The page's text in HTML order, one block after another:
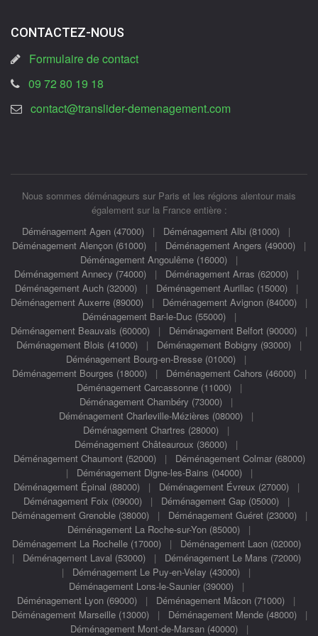
CONTACTEZ-NOUS
Formulaire de contact
09 72 80 19 18
contact@translider-demenagement.com
Nous sommes déménageurs sur Paris et les régions alentour mais
également sur la France entière :
Déménagement Agen (47000) | Déménagement Albi (81000) |
Déménagement Alençon (61000) | Déménagement Angers (49000) |
Déménagement Angoulême (16000) |
Déménagement Annecy (74000)| Déménagement Arras (62000)|
Déménagement Auch (32000)| Déménagement Aurillac (15000)|
Déménagement Auxerre (89000) | Déménagement Avignon (84000) |
Déménagement Bar-le-Duc (55000)|
Déménagement Beauvais (60000) | Déménagement Belfort (90000) |
Déménagement Blois (41000) | Déménagement Bobigny (93000) |
Déménagement Bourg-en-Bresse (01000) |
Déménagement Bourges (18000)| Déménagement Cahors (46000)|
Déménagement Carcassonne (11000)|
Déménagement Chambéry (73000) |
Déménagement Charleville-Mézières (08000) |
Déménagement Chartres (28000) |
Déménagement Châteauroux (36000) |
Déménagement Chaumont (52000)| Déménagement Colmar (68000)
| Déménagement Digne-les-Bains (04000)|
Déménagement Épinal (88000)| Déménagement Évreux (27000)|
Déménagement Foix (09000)| Déménagement Gap (05000)|
Déménagement Grenoble (38000)| Déménagement Guéret (23000)|
Déménagement La Roche-sur-Yon (85000) |
Déménagement La Rochelle (17000)| Déménagement Laon (02000)
| Déménagement Laval (53000)| Déménagement Le Mans (72000)
| Déménagement Le Puy-en-Velay (43000) |
Déménagement Lons-le-Saunier (39000)|
Déménagement Lyon (69000) | Déménagement Mâcon (71000) |
Déménagement Marseille (13000)| Déménagement Mende (48000)|
Déménagement Mont-de-Marsan (40000)|